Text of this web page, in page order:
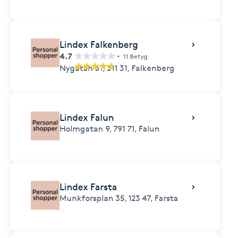
Lindex Falkenberg
4.7 11 Betyg
Nygatan 31,311 31, Falkenberg
Lindex Falun
Holmgatan 9, 791 71, Falun
Lindex Farsta
Munkforsplan 35,123 47, Farsta